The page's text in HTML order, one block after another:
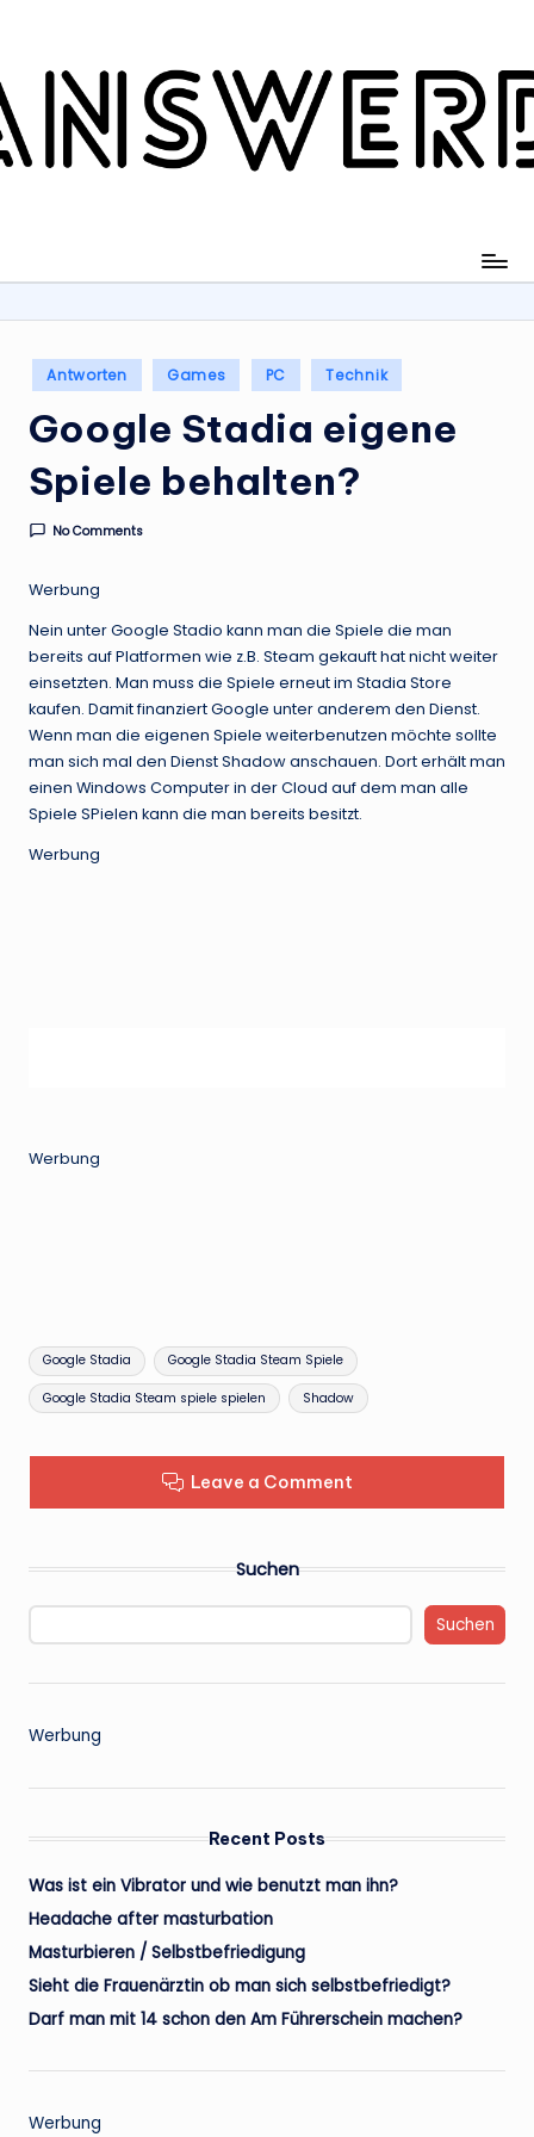
to
content
Posted
in
Antworten Games PC Technik
Google Stadia eigene
Spiele behalten?
No Comments
Werbung
Nein unter Google Stadio kann man die Spiele die man
bereits auf Platformen wie z.B. Steam gekauft hat nicht weiter
einsetzten. Man muss die Spiele erneut im Stadia Store
kaufen. Damit finanziert Google unter anderem den Dienst.
Wenn man die eigenen Spiele weiterbenutzen möchte sollte
man sich mal den Dienst Shadow anschauen. Dort erhält man
einen Windows Computer in der Cloud auf dem man alle
Spiele SPielen kann die man bereits besitzt.
Werbung
Werbung
Tags:
Google Stadia Google Stadia Steam Spiele
Google Stadia Steam spiele spielen Shadow
Leave a Comment
Suchen
Suchen
Werbung
Recent Posts
Was ist ein Vibrator und wie benutzt man ihn?
Headache after masturbation
Masturbieren / Selbstbefriedigung
Sieht die Frauenärztin ob man sich selbstbefriedigt?
Darf man mit 14 schon den Am Führerschein machen?
Werbung